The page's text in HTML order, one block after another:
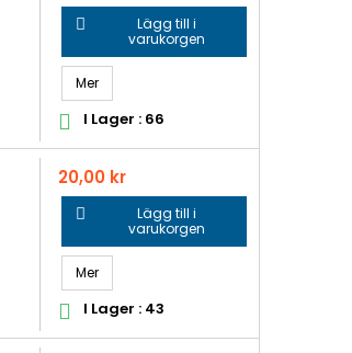

Lägg till i
varukorgen
Mer
 I Lager : 66
Pris
20,00 kr

Lägg till i
varukorgen
Mer
 I Lager : 43